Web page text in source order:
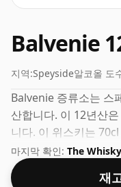
Balvenie
지역:Speyside알코올 도
Balvenie 증류소는 스
산합니다. 이 12년산
니다. 이 위스키는
되었습니다.
마지막 확인: The
재